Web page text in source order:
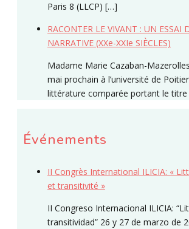
Paris 8 (LLCP) […]
RACONTER LE VIVANT : UN ESSAI
NARRATIVE (XXe-XXIe SIÈCLES)
Madame Marie Cazaban-
mai prochain à l’université de
littérature comparée portant le
Événements
II Congrès International ILICIA: «
et transitivité »
II Congreso Internacional ILICIA:
transitividad” 26 y 27 de marzo de